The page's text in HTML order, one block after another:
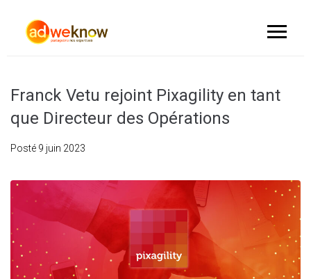
Franck Vetu rejoint Pixagility en tant
que Directeur des Opérations
Posté 9 juin 2023